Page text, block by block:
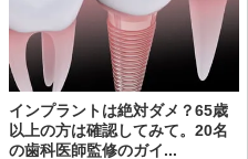
インプラントは絶対ダメ？65歳
以上の方は確認してみて。20名
の歯科医師監修のガイ...